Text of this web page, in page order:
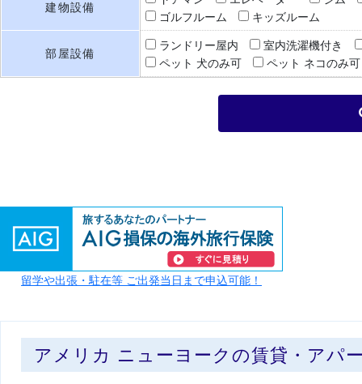
建物設備
ゴルフルーム
キッズルーム
部屋設備
ランドリー屋内
室内洗濯機付き
ペット 犬のみ可
ペット ネコのみ可
留学や出張・駐在等 ご出発当日まで申込可能！
アメリカ ニューヨークの賃貸・アパ